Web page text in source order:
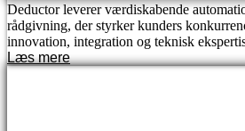
Deductor leverer værdiskabende
rådgivning, der styrker kunders
innovation, integration og teknisk
Læs mere